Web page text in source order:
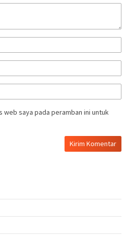
web saya pada peramban ini untuk